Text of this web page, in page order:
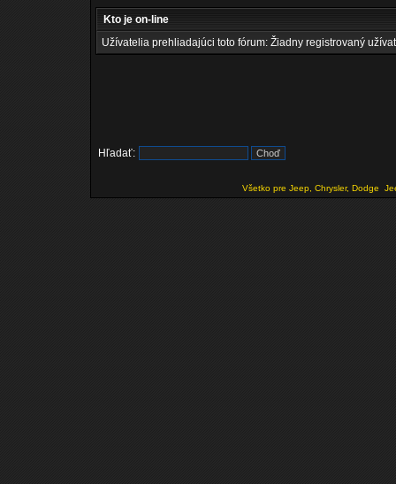
Kto je on-line
Užívatelia prehliadajúci toto fórum: Žiadny registrovaný
Hľadať:
Všetko pre Jeep, Chrysler, Dodge